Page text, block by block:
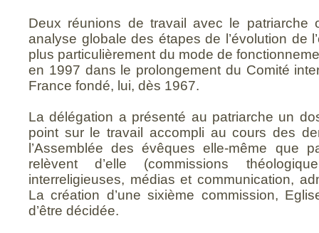
Deux réunions de travail avec le patriarche
analyse globale des étapes de l’évolution de
plus particulièrement du mode de
en 1997 dans le prolongement du Comité
France fondé, lui, dès 1967.
La délégation a présenté au patriarche un
point sur le travail accompli au cours des
l’Assemblée des évêques elle-même que
relèvent d’elle (commissions
interreligieuses, médias et communication,
La création d’une sixième commission,
d’être décidée.